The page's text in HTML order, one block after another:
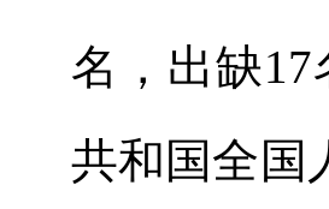
名，出缺17
共和国全国